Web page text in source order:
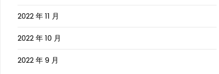
2022 年 11 月
2022 年 10 月
2022 年 9 月